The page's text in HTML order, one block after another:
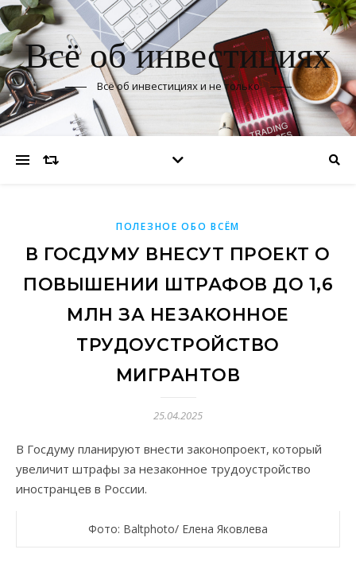
Всё об инвестициях
Всё об инвестициях и не только
ПОЛЕЗНОЕ ОБО ВСЁМ
В ГОСДУМУ ВНЕСУТ ПРОЕКТ О
ПОВЫШЕНИИ ШТРАФОВ ДО 1,6
МЛН ЗА НЕЗАКОННОЕ
ТРУДОУСТРОЙСТВО
МИГРАНТОВ
25.04.2025
В Госдуму планируют внести законопроект, который
увеличит штрафы за незаконное трудоустройство
иностранцев в России.
Фото: Baltphoto/ Елена Яковлева